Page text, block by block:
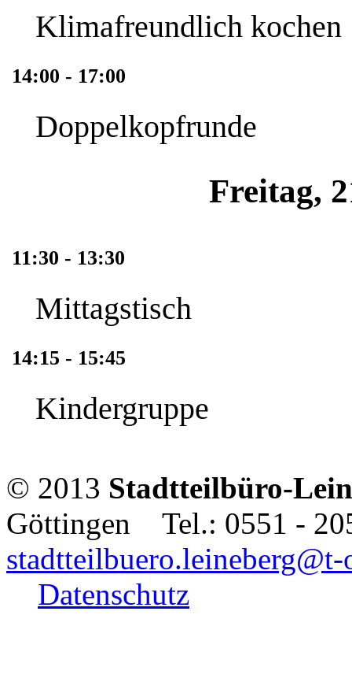
Klimafreundlich kochen
14:00 - 17:00
Doppelkopfrunde
Freitag,
11:30 - 13:30
Mittagstisch
14:15 - 15:45
Kindergruppe
© 2013 Stadtteilbüro-
Göttingen Tel.: 0551 -
Datenschutz